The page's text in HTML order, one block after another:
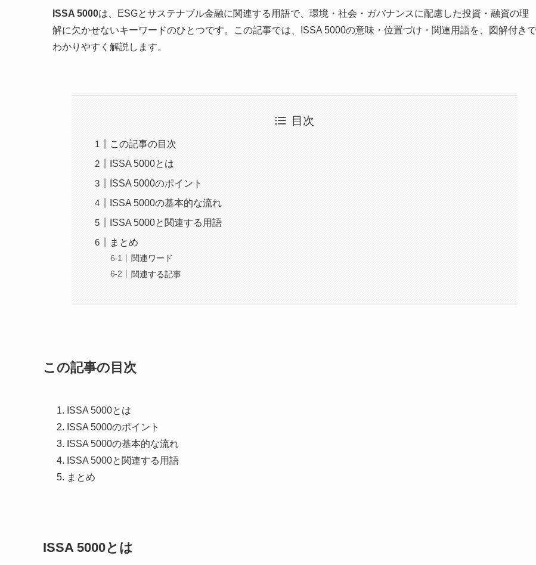
ISSA 5000は、ESGとサステナブル金融に関連する用語で、環境・社会・ガバナンスに配慮した投資・融資の理
解に欠かせないキーワードのひとつです。この記事では、ISSA 5000の意味・位置づけ・関連用語を、図解付きで
わかりやすく解説します。
目次
この記事の目次
ISSA 5000とは
ISSA 5000のポイント
ISSA 5000の基本的な流れ
ISSA 5000と関連する用語
まとめ
関連ワード
関連する記事
この記事の目次
ISSA 5000とは
ISSA 5000のポイント
ISSA 5000の基本的な流れ
ISSA 5000と関連する用語
まとめ
ISSA 5000とは